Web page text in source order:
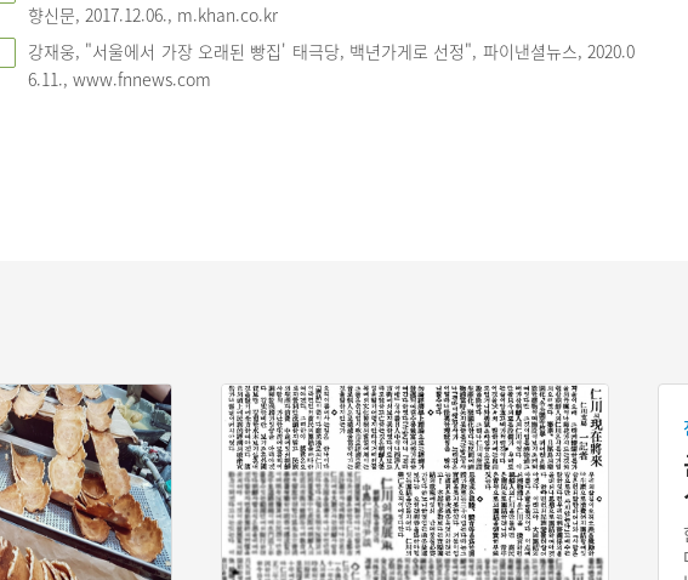
향신문, 2017.12.06., m.khan.co.kr
강재웅, "서울에서 가장 오래된 빵집' 태극당, 백년가게로 선정", 파이낸셜뉴스, 2020.0
6.11., www.fnnews.com